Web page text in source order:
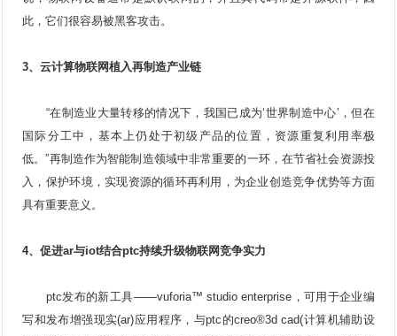
此，它们很容易被黑客攻击。
3、云计算物联网植入再制造产业链
“在制造业大量转移的情况下，我国已成为‘世界制造中心’，但在
国际分工中，基本上仍处于初级产品的位置，资源重复利用率极
低。”再制造作为智能制造领域中非常重要的一环，在节省社会资源投
入，保护环境，实现资源的循环再利用，为企业创造竞争优势等方面
具有重要意义。
4、促进ar与iot结合ptc持续升级物联网竞争实力
ptc发布的新工具——vuforia™ studio enterprise，可用于企业编
写和发布增强现实(ar)应用程序，与ptc的creo®3d cad(计算机辅助设